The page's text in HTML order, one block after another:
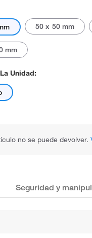
50 x 50 mm
mm
Unidad:
no se puede devolver.
Seguridad y